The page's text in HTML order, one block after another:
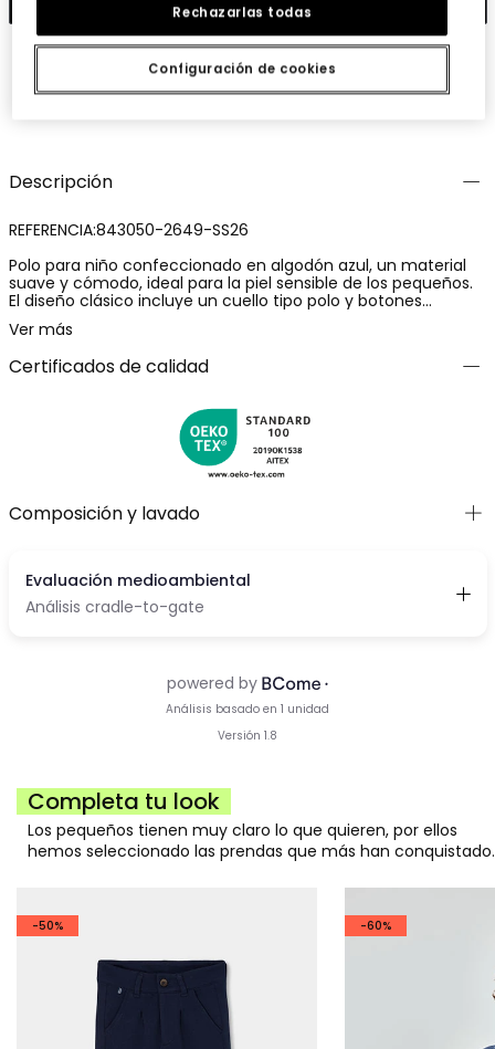
Descripción
REFERENCIA:843050-2649-SS26
Polo para niño confeccionado en algodón azul, un material
suave y cómodo, ideal para la piel sensible de los pequeños.
El diseño clásico incluye un cuello tipo polo y botones
frontales, lo que facilita su colocación. Perfecto para edades
desde 2 hasta los 14 años, es versátil para ocasiones casuales
o un poco más formales. Su color azul facilita las
combinaciones con diferentes estilos y prendas. Un detalle
interés sin ser abrumador, convirtiéndolo en una opción
elegante para cualquier armario.
Ver más
Certificados de calidad
Composición y lavado
Completa tu look
Los pequeños tienen muy claro lo que quieren, por ellos
hemos seleccionado las prendas que más han conquistado.
-50% -60%
Configuración de cookies
Rechazarlas todas